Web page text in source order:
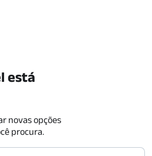
está
novas opções
procura.